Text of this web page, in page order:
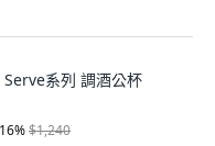
Serve系列 調酒公杯
16%$1,240